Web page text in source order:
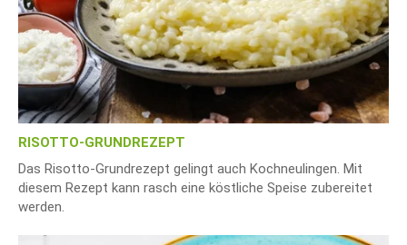
RISOTTO-GRUNDREZEPT
Das Risotto-Grundrezept gelingt auch Kochneulingen. Mit
diesem Rezept kann rasch eine köstliche Speise zubereitet
werden.